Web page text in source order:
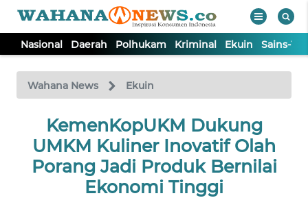
Nasional Daerah Polhukam Kriminal Ekuin Sains-
Wahana News Ekuin
KemenKopUKM Dukung
UMKM Kuliner Inovatif Olah
Porang Jadi Produk Bernilai
Ekonomi Tinggi
TV
Tutup
NASIONAL
DAERAH